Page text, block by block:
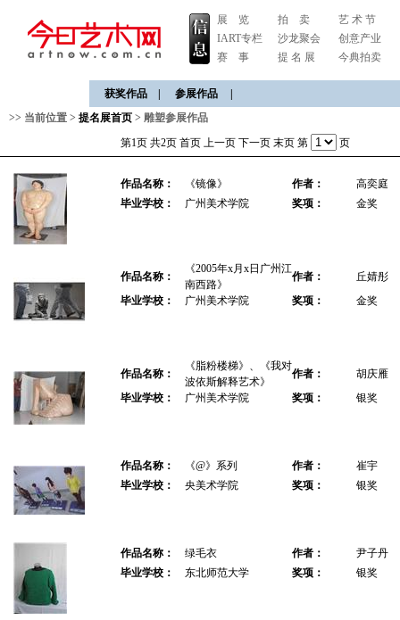
展 览
IART专栏
赛 事
拍 卖
沙龙聚会
提 名 展
艺 术 节
创意产业
今典拍卖
获奖作品 参展作品
>> 当前位置 > 提名展首页 > 雕塑参展作品
第1页 共2页 首页 上一页 下一页 末页 第 页
作品名称： 《镜像》 作者：
高奕庭
毕业学校：
广州美术学院 奖项： 金奖
作品名称：
《2005年x月x日广州江
南西路》
作者：
丘婧彤
毕业学校：
广州美术学院 奖项： 金奖
作品名称：
《脂粉楼梯》、《我对
波依斯解释艺术》
作者：
胡庆雁
毕业学校：
广州美术学院 奖项： 银奖
作品名称： 《@》系列 作者：
崔宇
毕业学校：
央美术学院 奖项： 银奖
作品名称： 绿毛衣 作者：
尹子丹
毕业学校：
东北师范大学 奖项： 银奖